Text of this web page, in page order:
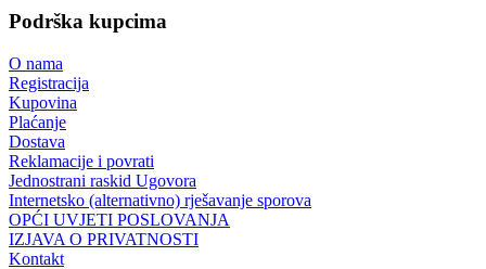
Podrška kupcima
O nama
Registracija
Kupovina
Plaćanje
Dostava
Reklamacije i povrati
Jednostrani raskid Ugovora
Internetsko (alternativno) rješavanje sporova
OPĆI UVJETI POSLOVANJA
IZJAVA O PRIVATNOSTI
Kontakt